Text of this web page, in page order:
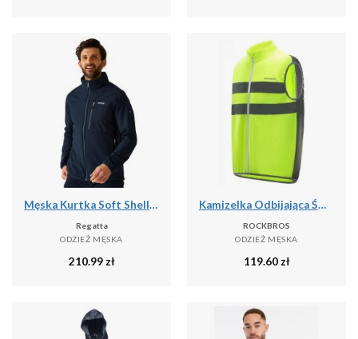
Męska Kurtka Soft Shell Mountdale
Regatta
ODZIEŻ MĘSKA
210.99zł
Kamizelka Odbijająca Światło z Poliestru Kurtka Bezpieczeństwa Nocna
ROCKBROS
ODZIEŻ MĘSKA
119.60zł